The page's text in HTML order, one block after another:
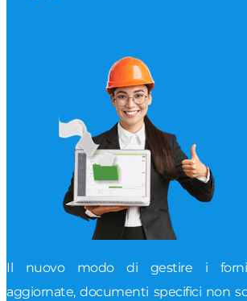
Il nuovo modo di gestire i
aggiornate, documenti specifici non